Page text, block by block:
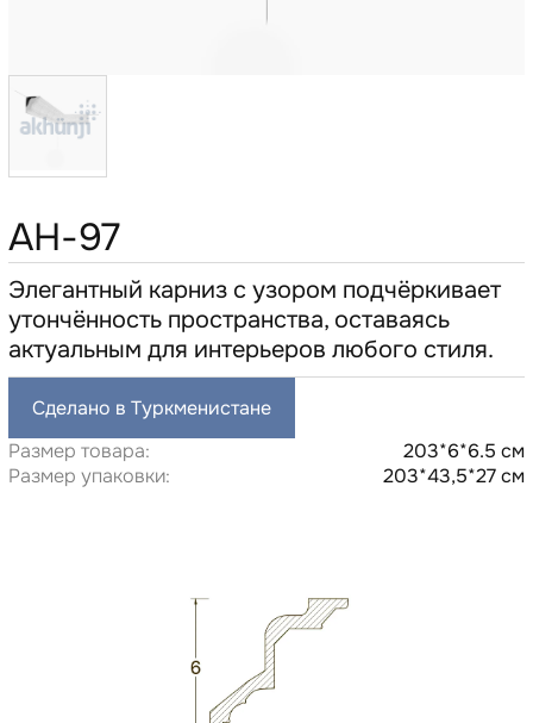
AH-97
Элегантный карниз с узором подчёркивает
утончённость пространства, оставаясь
актуальным для интерьеров любого стиля.
Сделано в Туркменистане
Размер товара:
203*6*6.5 см
Размер упаковки:
203*43,5*27 см